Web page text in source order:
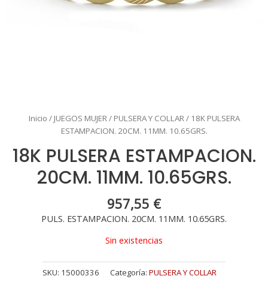
Inicio / JUEGOS MUJER / PULSERA Y COLLAR / 18K PULSERA
ESTAMPACION. 20CM. 11MM. 10.65GRS.
18K PULSERA ESTAMPACION.
20CM. 11MM. 10.65GRS.
957,55 €
PULS. ESTAMPACION. 20CM. 11MM. 10.65GRS.
Sin existencias
SKU: 15000336 Categoría: PULSERA Y COLLAR